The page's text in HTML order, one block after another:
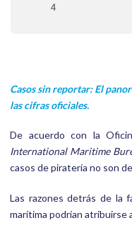
Casos sin reportar: El
las cifras oficiales.
De acuerdo con la
International Maritime
casos de piratería no son
Las razones detrás de la
marítima podrían atribuirse